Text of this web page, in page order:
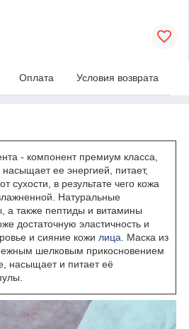
Оплата Условия возврата
- компонент премиум класса,
ее энергией, питает,
сухости, в результате чего кожа
Натуральные
а также пептиды и витамины
достаточную эластичность и
и сияние кожи лица . Маска из
шелковым прикосновением
насыщает и питает её